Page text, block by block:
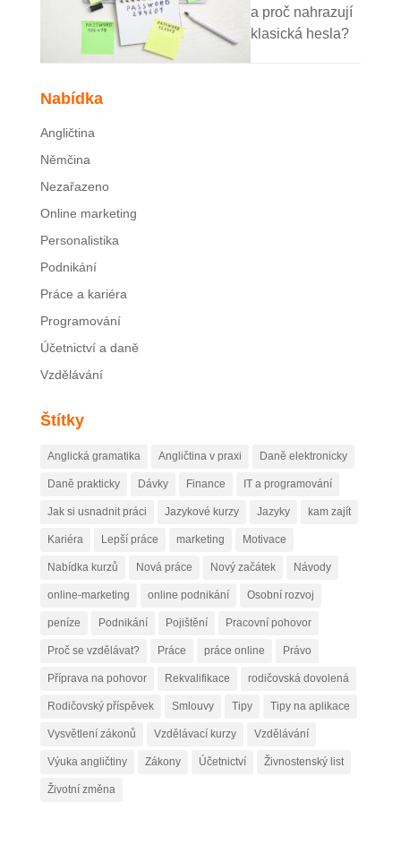
a proč nahrazují
klasická hesla?
Nabídka
Angličtina
Němčina
Nezařazeno
Online marketing
Personalistika
Podnikání
Práce a kariéra
Programování
Účetnictví a daně
Vzdělávání
Štítky
Anglická gramatika Angličtina v praxi Daně elektronicky
Daně prakticky Dávky Finance IT a programování
Jak si usnadnit práci Jazykové kurzy Jazyky kam zajít
Kariéra Lepší práce marketing Motivace
Nabídka kurzů Nová práce Nový začátek Návody
online-marketing online podnikání Osobní rozvoj
peníze Podnikání Pojištění Pracovní pohovor
Proč se vzdělávat? Práce práce online Právo
Příprava na pohovor Rekvalifikace rodičovská dovolená
Rodičovský příspěvek Smlouvy Tipy Tipy na aplikace
Vysvětlení zákonů Vzdělávací kurzy Vzdělávání
Výuka angličtiny Zákony Účetnictví Živnostenský list
Životní změna